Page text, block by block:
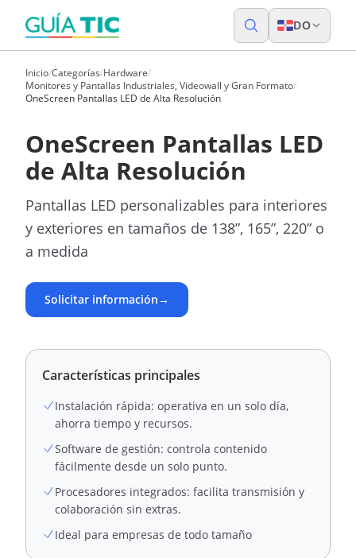
DO
Inicio/Categorías/Hardware/
Monitores y Pantallas Industriales, Videowall y Gran Formato/
OneScreen Pantallas LED de Alta Resolución
OneScreen Pantallas LED
de Alta Resolución
Pantallas LED personalizables para interiores
y exteriores en tamaños de 138”, 165”, 220” o
a medida
Solicitar información→
Características principales
Instalación rápida: operativa en un solo día,
ahorra tiempo y recursos.
Software de gestión: controla contenido
fácilmente desde un solo punto.
Procesadores integrados: facilita transmisión y
colaboración sin extras.
Ideal para empresas de todo tamaño